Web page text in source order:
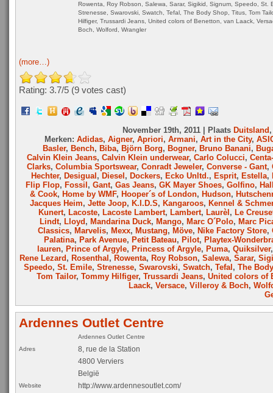
Rowenta, Roy Robson, Salewa, Sarar, Sigikid, Signum, Speedo, St.
Strenesse, Swarovski, Swatch, Tefal, The Body Shop, Titus, Tom
Hilfiger, Trussardi Jeans, United colors of Benetton, van Laack,
Boch, Wolford, Wrangler
(more…)
Rating: 3.7/5 (9 votes cast)
November 19th, 2011 | Plaats Duitsland
Merken: Adidas, Aigner, Apriori, Armani, Art in the City,
Basler, Bench, Biba, Björn Borg, Bogner, Bruno Banani,
Calvin Klein Jeans, Calvin Klein underwear, Carlo Colucci,
Clarks, Columbia Sportswear, Conradt Jeweler, Converse - Gant,
Hechter, Desigual , Diesel , Dockers, Ecko Unltd., Esprit, Estella,
Flip Flop, Fossil , Gant, Gas Jeans, GK Mayer Shoes, Golfino,
& Cook, Home by WMF, Hooper´s of London, Hudson,
Jacques Heim, Jette Joop, K.I.D.S, Kangaroos, Kennel &
Kunert, Lacoste, Lacoste Lambert, Lambert, Laurèl , Le
Lindt, Lloyd , Mandarina Duck, Mango, Marc O´Polo, Marc
Classics, Marvelis, Mexx, Mustang, Möve, Nike Factory Store,
Palatina, Park Avenue, Petit Bateau, Pilot, Playtex-
lauren, Prince of Argyle, Princess of Argyle, Puma, Quiksilver
Rene Lezard , Rosenthal , Rowenta, Roy Robson, Salewa, Sarar,
Speedo, St. Emile, Strenesse, Swarovski, Swatch, Tefal , The
Tom Tailor, Tommy Hilfiger, Trussardi Jeans, United colors of
Laack, Versace, Villeroy & Boch,
Ardennes Outlet Centre
Ardennes Outlet Centre
Adres
8, rue de la Station
4800 Verviers
België
Website http://www.ardennesoutlet.com/